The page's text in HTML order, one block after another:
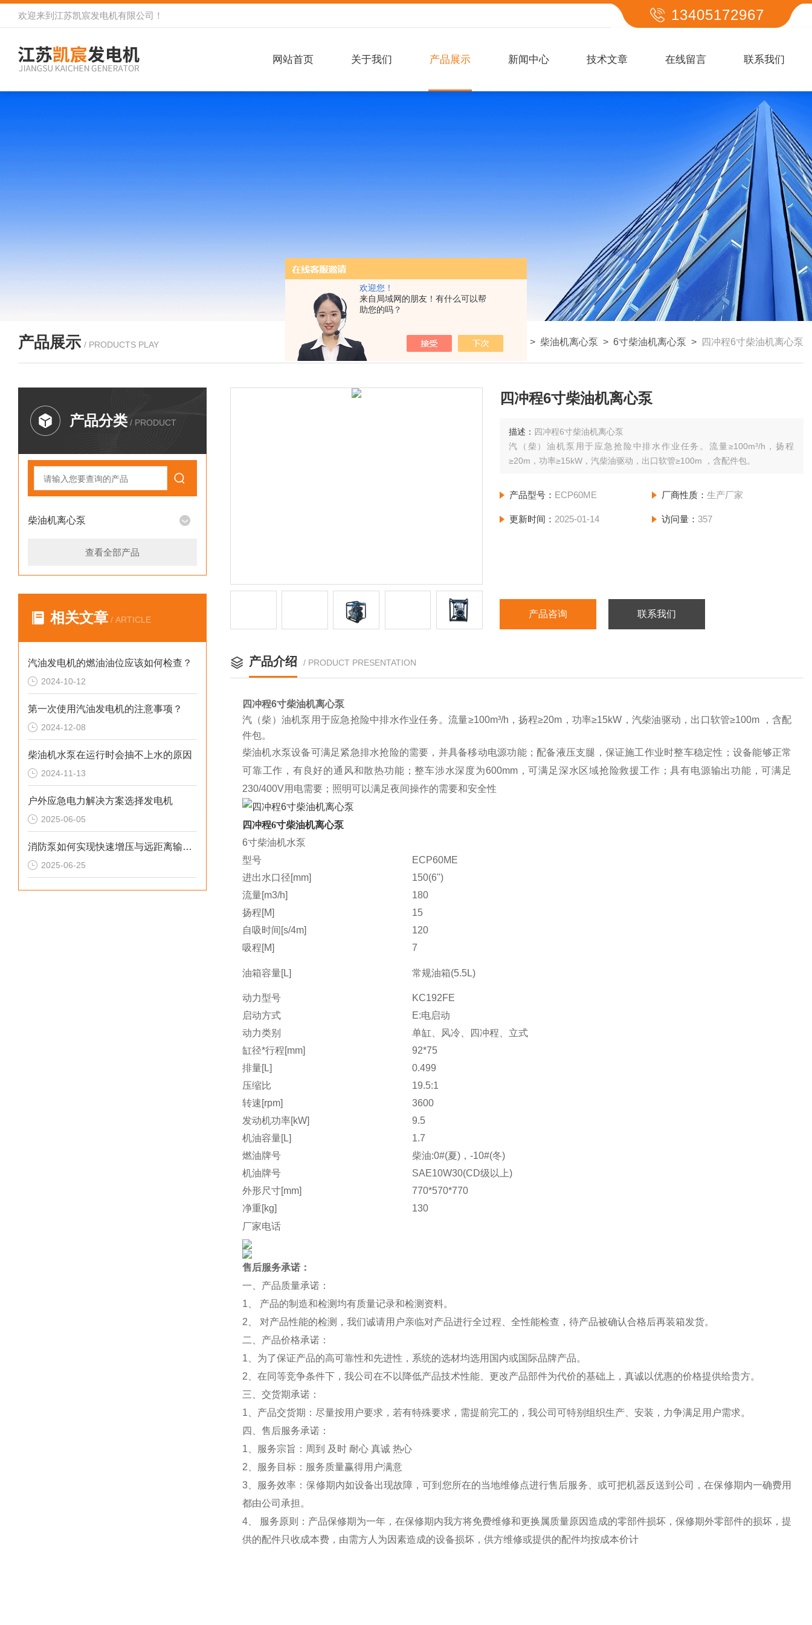
欢迎您！
来自局域网的朋友！有什么可以帮
助您的吗？
欢迎来到 江苏凯宸发电机有限公司 ！ 13405172967
网站首页 关于我们 产品展示 新闻中心 技术文章 在线留言 联系我们
产品展示 / PRODUCTS PLAY 我的位置： >产品展示 > 柴油机离心泵 > 6寸柴油机离心泵 > 四冲程6寸柴油机离心泵
产品分类 / PRODUCT
柴油机离心泵
查看全部产品
相关文章 / ARTICLE
汽油发电机的燃油油位应该如何检查？
2024-10-12
第一次使用汽油发电机的注意事项？
2024-12-08
柴油机水泵在运行时会抽不上水的原因
2024-11-13
户外应急电力解决方案选择发电机
2025-06-05
消防泵如何实现快速增压与远距离输水？
2025-06-25
四冲程6寸柴油机离心泵
描述： 四冲程6寸柴油机离心泵
汽（柴）油机泵用于应急抢险中排水作业任务。流量≥100m³/h，扬程
≥20m，功率≥15kW，汽柴油驱动，出口软管≥100m ，含配件包。
产品型号： ECP60ME 厂商性质： 生产厂家
更新时间： 2025-01-14 访问量： 357
产品咨询 联系我们
产品介绍 / PRODUCT PRESENTATION
四冲程6寸柴油机离心泵
汽（柴）油机泵用于应急抢险中排水作业任务。流量≥100m³/h，扬程≥20m，功率≥15kW，汽柴油驱动，出口软管≥100m ，含配
件包。
柴油机水泵设备可满足紧急排水抢险的需要，并具备移动电源功能；配备液压支腿，保证施工作业时整车稳定性；设备能够正常
可靠工作，有良好的通风和散热功能；整车涉水深度为600mm，可满足深水区域抢险救援工作；具有电源输出功能，可满足
230/400V用电需要；照明可以满足夜间操作的需要和安全性
四冲程6寸柴油机离心泵
6寸柴油机水泵
型号
ECP60ME
进出水口径[mm]
150(6")
流量[m3/h]
180
扬程[M]
15
自吸时间[s/4m]
120
吸程[M]
7
油箱容量[L] 常规油箱(5.5L)
动力型号
KC192FE
启动方式
E:电启动
动力类别
单缸、风冷、四冲程、立式
缸径*行程[mm]
92*75
排量[L]
0.499
压缩比
19.5:1
转速[rpm]
3600
发动机功率[kW]
9.5
机油容量[L]
1.7
燃油牌号
柴油:0#(夏)，-10#(冬)
机油牌号
SAE10W30(CD级以上)
外形尺寸[mm]
770*570*770
净重[kg]
130
厂家电话
售后服务承诺：
一、产品质量承诺：
1、 产品的制造和检测均有质量记录和检测资料。
2、 对产品性能的检测，我们诚请用户亲临对产品进行全过程、全性能检查，待产品被确认合格后再装箱发货。
二、产品价格承诺：
1、为了保证产品的高可靠性和先进性，系统的选材均选用国内或国际品牌产品。
2、在同等竞争条件下，我公司在不以降低产品技术性能、更改产品部件为代价的基础上，真诚以优惠的价格提供给贵方。
三、交货期承诺：
1、产品交货期：尽量按用户要求，若有特殊要求，需提前完工的，我公司可特别组织生产、安装，力争满足用户需求。
四、售后服务承诺：
1、服务宗旨：周到 及时 耐心 真诚 热心
2、服务目标：服务质量赢得用户满意
3、服务效率：保修期内如设备出现故障，可到您所在的当地维修点进行售后服务、或可把机器反送到公司，在保修期内一确费用
都由公司承担。
4、 服务原则：产品保修期为一年，在保修期内我方将免费维修和更换属质量原因造成的零部件损坏，保修期外零部件的损坏，提
供的配件只收成本费，由需方人为因素造成的设备损坏，供方维修或提供的配件均按成本价计